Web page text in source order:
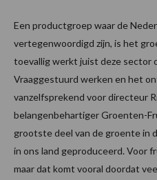
Een productgroep waar de
vertegenwoordigd zijn, is het
toevallig werkt juist deze sector
Vraaggestuurd werken en het
vanzelfsprekend voor directeur
belangenbehartiger Groenten-
grootste deel van de groente in
in ons land geproduceerd. Voor
maar dat komt vooral doordat